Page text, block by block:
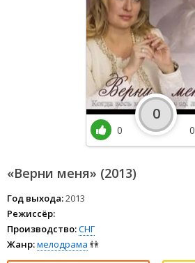
«Верни меня» (2013)
Год выхода:2013
Режиссёр:
Производство:СНГ
Жанр:мелодрама 👫
0
0
0